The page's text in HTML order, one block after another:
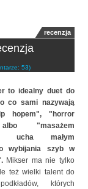
recenzja
53)
to idealny duet do
co sami nazywają
hopem", "horror
"masażem
ucha małym
wybijania szyb w
Mikser ma nie tylko
też wielki talent do
których